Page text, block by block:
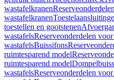
wastafelkranen
wastafelkranen
toestellen en gootstenen
wastafelsReserveonderdelen
wastafelsBuissifons
ruimtesparend model
ruimtesparend model
wastafelsReserveonderdelen